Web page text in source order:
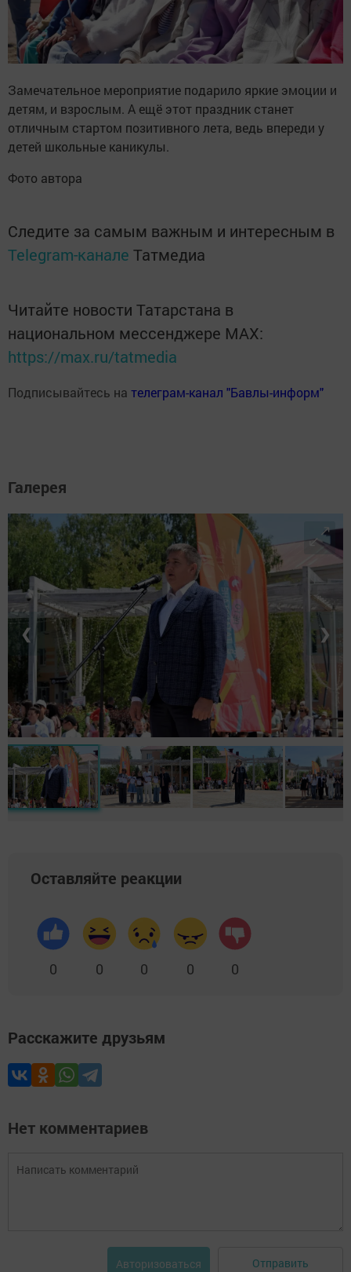
Замечательное мероприятие подарило яркие эмоции и
детям, и взрослым. А ещё этот праздник станет
отличным стартом позитивного лета, ведь впереди у
детей школьные каникулы.
Фото автора
Следите за самым важным и интересным в
Telegram-канале Татмедиа
Читайте новости Татарстана в
национальном мессенджере MАХ:
https://max.ru/tatmedia
Подписывайтесь на телеграм-канал "Бавлы-информ"
Галерея
❮ ❯
Оставляйте реакции
0 0 0 0 0
Расскажите друзьям
Нет комментариев
Авторизоваться Отправить